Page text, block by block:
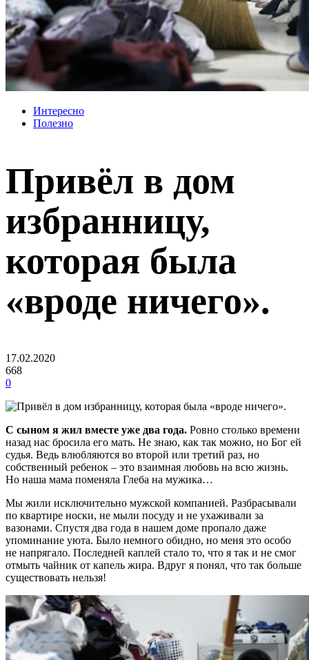
Интересно
Полезно
Привёл в дом
избранницу,
которая была
«вроде ничего».
17.02.2020
668
0
С сыном я жил вместе уже два года. Ровно столько времени
назад нас бросила его мать. Не знаю, как так можно, но Бог ей
судья. Ведь влюбляются во второй или третий раз, но
собственный ребенок – это взаимная любовь на всю жизнь.
Но наша мама поменяла Глеба на мужика…
Мы жили исключительно мужской компанией. Разбрасывали
по квартире носки, не мыли посуду и не ухаживали за
вазонами. Спустя два года в нашем доме пропало даже
упоминание уюта. Было немного обидно, но меня это особо
не напрягало. Последней каплей стало то, что я так и не смог
отмыть чайник от капель жира. Вдруг я понял, что так больше
существовать нельзя!